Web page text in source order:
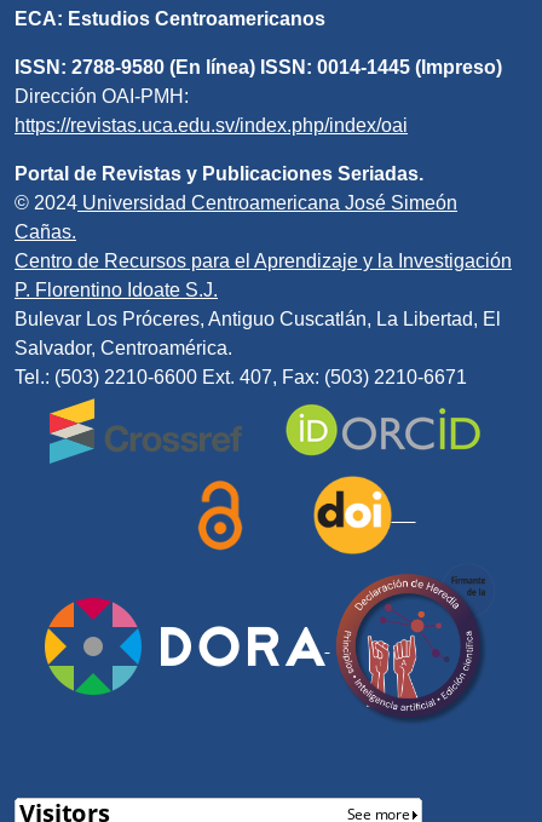
ECA: Estudios Centroamericanos
ISSN: 2788-9580 (En línea) ISSN: 0014-1445 (Impreso)
Dirección OAI-PMH:
https://revistas.uca.edu.sv/index.php/index/oai
Portal de Revistas y Publicaciones Seriadas.
© 2024 Universidad Centroamericana José Simeón
Cañas.
Centro de Recursos para el Aprendizaje y la Investigación
P. Florentino Idoate S.J.
Bulevar Los Próceres, Antiguo Cuscatlán, La Libertad, El
Salvador, Centroamérica.
Tel.: (503) 2210-6600 Ext. 407, Fax: (503) 2210-6671